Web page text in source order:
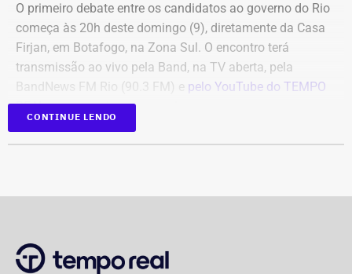
O primeiro debate entre os candidatos ao governo do Rio
começa às 20h deste domingo (9), diretamente da Casa
Firjan, em Botafogo, na Zona Sul. O encontro terá
transmissão ao vivo pela Band, na TV aberta, pela
BandNews FM Rio (90.3 FM) e pelo YouTube do TEMPO
REAL, em parceria com a emissora.
Participam do debate André Marinho (Novo), Anthony
O público também poderá acompanhar a cobertura
especial do TEMPO REAL pelo Instagram do portal, com
CONTINUE LENDO